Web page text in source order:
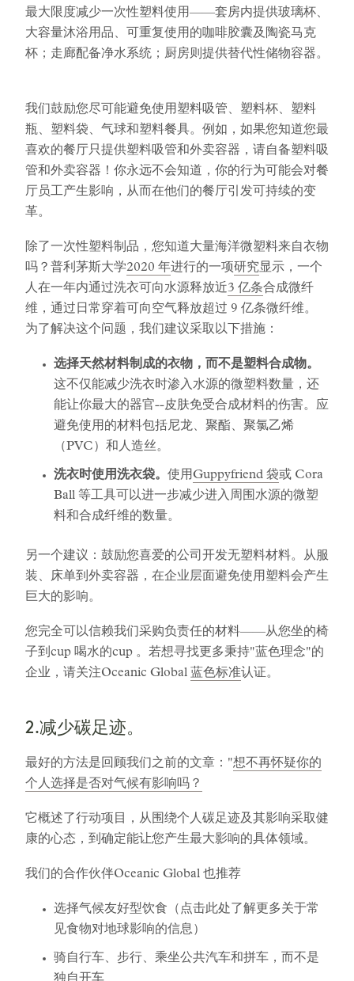
最大限度减少一次性塑料使用——套房内提供玻璃杯、
大容量沐浴用品、可重复使用的咖啡胶囊及陶瓷马克
杯；走廊配备净水系统；厨房则提供替代性储物容器。
我们鼓励您尽可能避免使用塑料吸管、塑料杯、塑料
瓶、塑料袋、气球和塑料餐具。例如，如果您知道您最
喜欢的餐厅只提供塑料吸管和外卖容器，请自备塑料吸
管和外卖容器！你永远不会知道，你的行为可能会对餐
厅员工产生影响，从而在他们的餐厅引发可持续的变
革。
除了一次性塑料制品，您知道大量海洋微塑料来自衣物
吗？普利茅斯大学2020 年进行的一项研究显示，一个
人在一年内通过洗衣可向水源释放近3 亿条合成微纤
维，通过日常穿着可向空气释放超过 9 亿条微纤维。
为了解决这个问题，我们建议采取以下措施：
选择天然材料制成的衣物，而不是塑料合成物。
这不仅能减少洗衣时渗入水源的微塑料数量，还
能让你最大的器官--皮肤免受合成材料的伤害。应
避免使用的材料包括尼龙、聚酯、聚氯乙烯
（PVC）和人造丝。
洗衣时使用洗衣袋。 使用Guppyfriend 袋或 Cora
Ball 等工具可以进一步减少进入周围水源的微塑
料和合成纤维的数量。
另一个建议：鼓励您喜爱的公司开发无塑料材料。从服
装、床单到外卖容器，在企业层面避免使用塑料会产生
巨大的影响。
您完全可以信赖我们采购负责任的材料——从您坐的椅
子到cup 喝水的cup 。若想寻找更多秉持"蓝色理念"的
企业，请关注Oceanic Global 蓝色标准认证。
2.减少碳足迹。
最好的方法是回顾我们之前的文章："想不再怀疑你的
个人选择是否对气候有影响吗？
它概述了行动项目，从围绕个人碳足迹及其影响采取健
康的心态，到确定能让您产生最大影响的具体领域。
我们的合作伙伴Oceanic Global 也推荐
选择气候友好型饮食（点击此处了解更多关于常
见食物对地球影响的信息）
骑自行车、步行、乘坐公共汽车和拼车，而不是